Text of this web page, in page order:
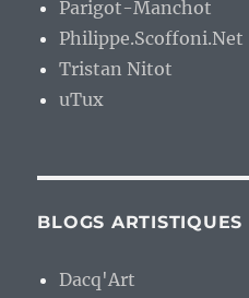
Parigot-Manchot
Philippe.Scoffoni.Net
Tristan Nitot
uTux
BLOGS ARTISTIQUES
Dacq'Art